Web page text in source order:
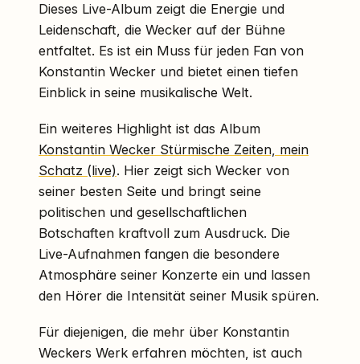
Dieses Live-Album zeigt die Energie und
Leidenschaft, die Wecker auf der Bühne
entfaltet. Es ist ein Muss für jeden Fan von
Konstantin Wecker und bietet einen tiefen
Einblick in seine musikalische Welt.
Ein weiteres Highlight ist das Album
Konstantin Wecker Stürmische Zeiten, mein
Schatz (live). Hier zeigt sich Wecker von
seiner besten Seite und bringt seine
politischen und gesellschaftlichen
Botschaften kraftvoll zum Ausdruck. Die
Live-Aufnahmen fangen die besondere
Atmosphäre seiner Konzerte ein und lassen
den Hörer die Intensität seiner Musik spüren.
Für diejenigen, die mehr über Konstantin
Weckers Werk erfahren möchten, ist auch